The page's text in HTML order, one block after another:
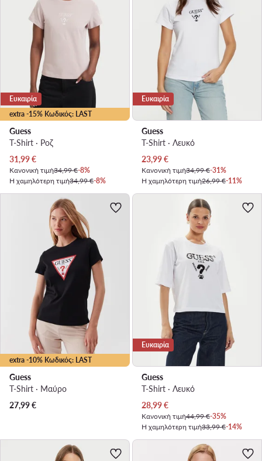
extra -15% Κωδικός: LAST
Ευκαιρία
Guess
T-Shirt · Ροζ
Τρέχουσα τιμή
31,99€
Κανονική τιμή34,99 €-8%
Η χαμηλότερη τιμή34,99 €-8%
Ευκαιρία
Guess
T-Shirt · Λευκό
Τρέχουσα τιμή
23,99€
Κανονική τιμή34,99 €-31%
Η χαμηλότερη τιμή26,99 €-11%
extra -10% Κωδικός: LAST
Guess
T-Shirt · Μαύρο
27,99€
Ευκαιρία
Guess
T-Shirt · Λευκό
Τρέχουσα τιμή
28,99€
Κανονική τιμή44,99 €-35%
Η χαμηλότερη τιμή33,99 €-14%